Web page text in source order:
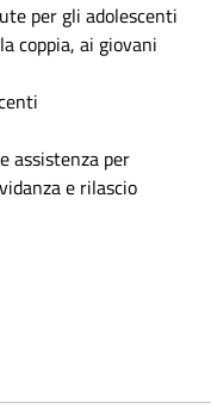
per gli adolescenti
coppia, ai giovani
assistenza per
e rilascio